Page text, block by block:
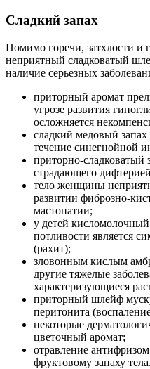
Сладкий запах
Помимо горечи, затхлости и
неприятный сладковатый
наличие серьезных
приторный аромат
угрозе развития
осложняется
сладкий медовый запах
течение синегнойной
приторно-сладковатый
страдающего
тело женщины
развитии фиброзно-
мастопатии;
у детей
потливости является
(рахит);
зловонным кислым
другие тяжелые
характеризующиеся
приторный шлейф
перитонита
некоторые
цветочный аромат;
отравление
фруктовому запаху тела.